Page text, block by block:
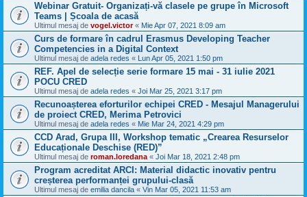
Webinar Gratuit- Organizați-vă clasele pe grupe în Microsoft
Teams | Școala de acasă
Ultimul mesaj de vogel.victor« Mie Apr 07, 2021 8:09 am
Curs de formare în cadrul Erasmus Developing Teacher
Competencies in a Digital Context
Ultimul mesaj de adela redes « Lun Apr 05, 2021 1:50 pm
REF. Apel de selecție serie formare 15 mai - 31 iulie 2021
POCU CRED
Ultimul mesaj de adela redes « Joi Mar 25, 2021 3:17 pm
Recunoașterea eforturilor echipei CRED - Mesajul Managerului
de proiect CRED, Merima Petrovici
Ultimul mesaj de adela redes « Mie Mar 24, 2021 4:29 pm
CCD Arad, Grupa III, Workshop tematic „Crearea Resurselor
Educaționale Deschise (RED)”
Ultimul mesaj de roman.loredana « Joi Mar 18, 2021 2:48 pm
Program acreditat ARCI: Material didactic inovativ pentru
creșterea performanței grupului-clasă
Ultimul mesaj de emilia dancila « Vin Mar 05, 2021 11:53 am